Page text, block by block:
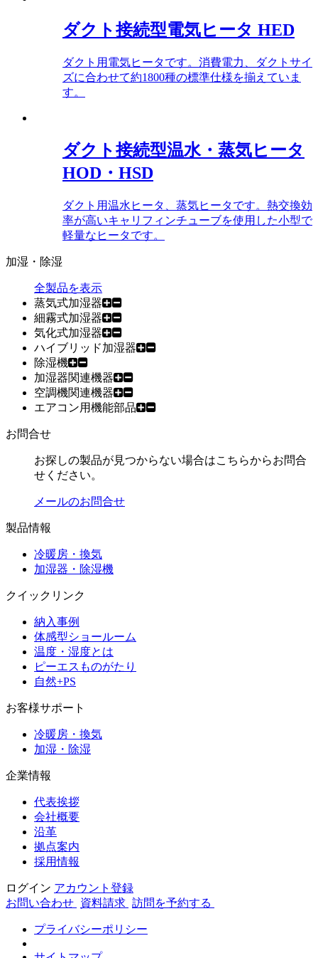
ダクト接続型電気ヒータ HED
ダクト用電気ヒータです。消費電力、ダクトサイ
ズに合わせて約1800種の標準仕様を揃えていま
す。
ダクト接続型温水・蒸気ヒータ
HOD・HSD
ダクト用温水ヒータ、蒸気ヒータです。熱交換効
率が高いキャリフィンチューブを使用した小型で
軽量なヒータです。
加湿・除湿
全製品を表示
蒸気式加湿器
細霧式加湿器
気化式加湿器
ハイブリッド加湿器
除湿機
加湿器関連機器
空調機関連機器
エアコン用機能部品
お問合せ
お探しの製品が見つからない場合はこちらからお問合
せください。
メールのお問合せ
製品情報
冷暖房・換気
加湿器・除湿機
クイックリンク
納入事例
体感型ショールーム
温度・湿度とは
ピーエスものがたり
自然+PS
お客様サポート
冷暖房・換気
加湿・除湿
企業情報
代表挨拶
会社概要
沿革
拠点案内
採用情報
ログイン アカウント登録
お問い合わせ 資料請求 訪問を予約する
プライバシーポリシー